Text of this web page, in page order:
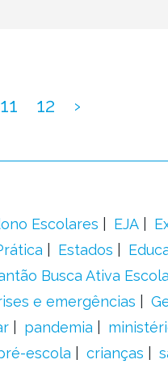
11 12 ›
Escolares EJA
Estados
Busca Ativa
e emergências
pandemia
escola crianças